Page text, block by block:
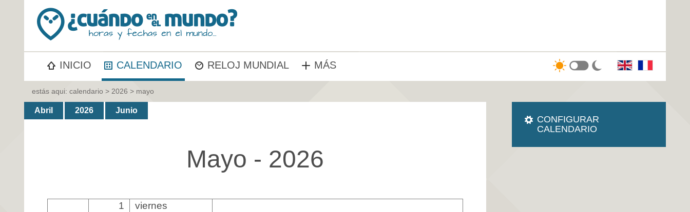
INICIO CALENDARIO RELOJ MUNDIAL MÁS
estás aqui: calendario > 2026 > mayo
Abril 2026 Junio
Mayo - 2026
1
viernes
CONFIGURAR
CALENDARIO